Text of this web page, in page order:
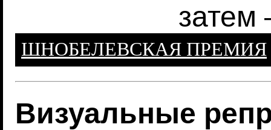
затем
ШНОБЕЛЕВСКАЯ ПРЕМИЯ
Визуальные